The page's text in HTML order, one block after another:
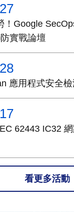
！Google
實戰論壇
應用程式安全
62443 IC32
看更多活動